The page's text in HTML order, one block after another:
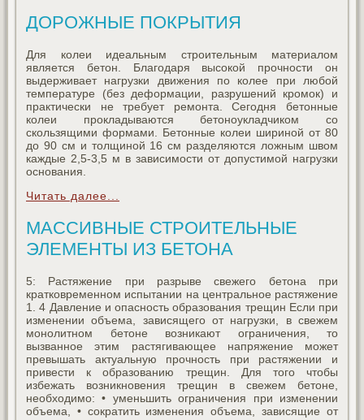
ДОРОЖНЫЕ ПОКРЫТИЯ
Для колеи идеальным строительным материалом
является бетон. Благодаря высокой прочности он
выдерживает нагрузки движения по колее при любой
температуре (без деформации, разрушений кромок) и
практически не требует ремонта. Сегодня бетонные
колеи прокладываются бетоноукладчиком со
скользящими формами. Бетонные колеи шириной от 80
до 90 см и толщиной 16 см разделяются ложным швом
каждые 2,5-3,5 м в зависимости от допустимой нагрузки
основания.
Читать далее...
МАССИВНЫЕ СТРОИТЕЛЬНЫЕ
ЭЛЕМЕНТЫ ИЗ БЕТОНА
5: Растяжение при разрыве свежего бетона при
кратковременном испытании на центральное растяжение
1. 4 Давление и опасность образования трещин Если при
изменении объема, зависящего от нагрузки, в свежем
монолитном бетоне возникают ограничения, то
вызванное этим растягивающее напряжение может
превышать актуальную прочность при растяжении и
привести к образованию трещин. Для того чтобы
избежать возникновения трещин в свежем бетоне,
необходимо: • уменьшить ограничения при изменении
объема, • сократить изменения объема, зависящие от